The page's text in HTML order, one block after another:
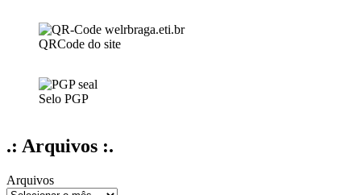
QRCode do site
Selo PGP
.: Arquivos :.
Arquivos